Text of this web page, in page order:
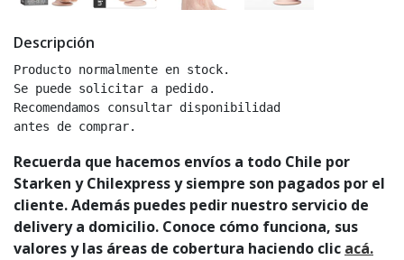
Descripción
Producto normalmente en stock.
Se puede solicitar a pedido.
Recomendamos consultar disponibilidad
antes de comprar.
Recuerda que hacemos envíos a todo Chile por
Starken y Chilexpress y siempre son pagados por el
cliente. Además puedes pedir nuestro servicio de
delivery a domicilio. Conoce cómo funciona, sus
valores y las áreas de cobertura haciendo clic acá.